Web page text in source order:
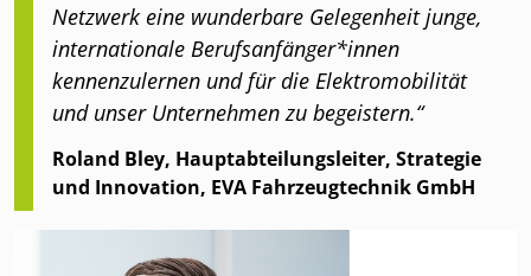
Netzwerk eine wunderbare Gelegenheit junge,
internationale Berufsanfänger*innen
kennenzulernen und für die Elektromobilität
und unser Unternehmen zu begeistern.“
Roland Bley, Hauptabteilungsleiter, Strategie
und Innovation, EVA Fahrzeugtechnik GmbH